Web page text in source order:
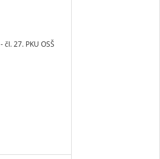
- čl. 27. PKU OSŠ